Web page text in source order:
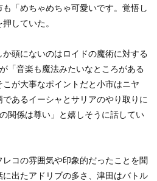
「めちゃめちゃ可愛いです。覚悟し
していた。
頭にないのはロイドの魔術に対する
「音楽も魔法みたいなところがある
が大事なポイントだと小市はニヤ
あるイーシャとサリアのやり取りに
関係は尊い」と嬉しそうに話してい
コの雰囲気や印象的だったことを聞
出たアドリブの多さ、津田はバトル